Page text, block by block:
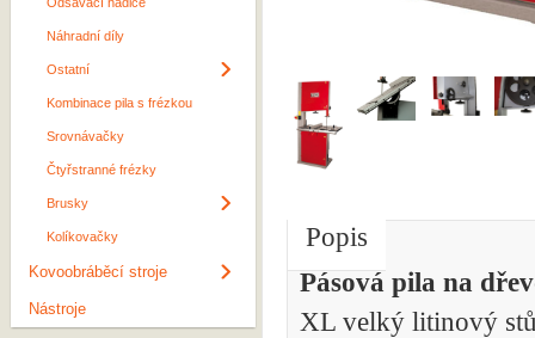
Náhradní díly
Ostatní
Kombinace pila s frézkou
Srovnávačky
Čtyřstranné frézky
Brusky
Kolíkovačky
Kovoobráběcí stroje
Nástroje
Popis
Pásová pila na
XL velký litinový